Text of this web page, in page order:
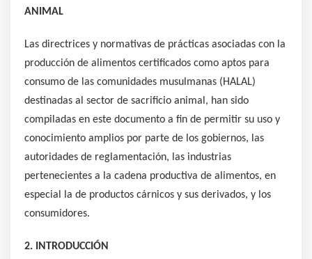
ANIMAL
Las directrices y normativas de prácticas asociadas con la
producción de alimentos certificados como aptos para
consumo de las comunidades musulmanas (HALAL)
destinadas al sector de sacrificio animal, han sido
compiladas en este documento a fin de permitir su uso y
conocimiento amplios por parte de los gobiernos, las
autoridades de reglamentación, las industrias
pertenecientes a la cadena productiva de alimentos, en
especial la de productos cárnicos y sus derivados, y los
consumidores.
2. INTRODUCCIÓN